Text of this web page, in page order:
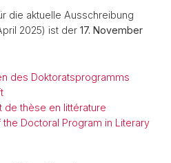
die aktuelle Ausschreibung
2025) ist der 17. November
des Doktoratsprogramms
de thèse en littérature
the Doctoral Program in Literary